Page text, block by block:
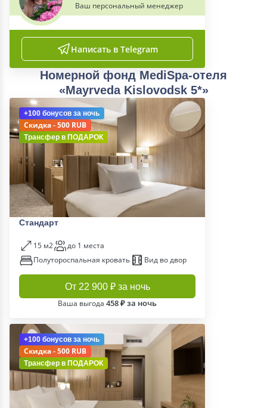
Ваш персональный менеджер
Написать в Telegram
Номерной фонд MediSpa-отеля
«Mayrveda Kislovodsk 5*»
+100 бонусов за ночь
Скидка - 500 RUB
Трансфер в ПОДАРОК
Стандарт
15 м2
до 1 места
Полутороспальная кровать
Вид во двор
От 22 900 ₽ за ночь
Ваша выгода 458 ₽ за ночь
+100 бонусов за ночь
Скидка - 500 RUB
Трансфер в ПОДАРОК